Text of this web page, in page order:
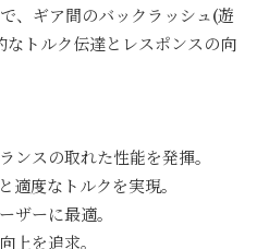
、ギア間のバックラッシュ(遊
なトルク伝達とレスポンスの向
ンスの取れた性能を発揮。
適度なトルクを実現。
ザーに最適。
上を追求。